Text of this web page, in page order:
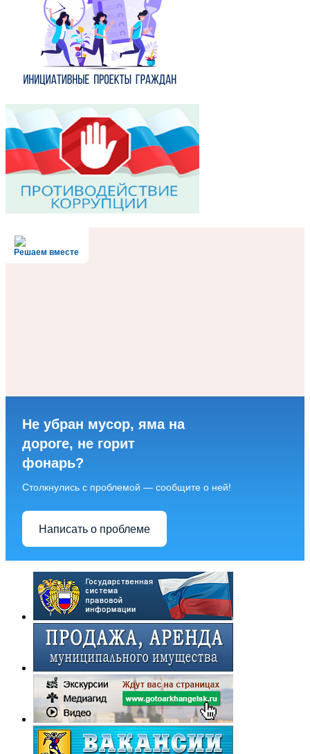
Решаем вместе
Не убран мусор, яма на
дороге, не горит
фонарь?
Столкнулись с проблемой — сообщите о ней!
Написать о проблеме